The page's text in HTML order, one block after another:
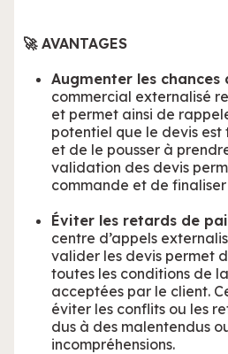
🚀 AVANTAGES
Augmenter les chances
commercial externalisé
et permet ainsi de
potentiel que le devis
et de le pousser à
validation des devis
commande et de
Éviter les retards de
centre d’appels
valider les devis permet
toutes les conditions de
acceptées par le client.
éviter les conflits ou les
dus à des malentendus
incompréhensions.